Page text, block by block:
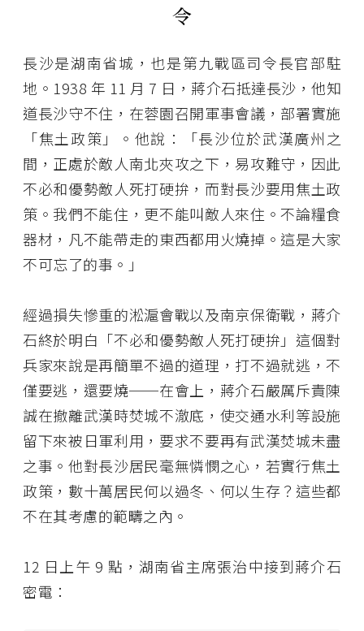
令
長沙是湖南省城，也是第九戰區司令長官部駐
地。1938 年 11 月 7 日，蔣介石抵達長沙，他知
道長沙守不住，在蓉園召開軍事會議，部署實施
「焦土政策」。他說：「長沙位於武漢廣州之
間，正處於敵人南北夾攻之下，易攻難守，因此
不必和優勢敵人死打硬拚，而對長沙要用焦土政
策。我們不能住，更不能叫敵人來住。不論糧食
器材，凡不能帶走的東西都用火燒掉。這是大家
不可忘了的事。」
經過損失慘重的淞滬會戰以及南京保衛戰，蔣介
石終於明白「不必和優勢敵人死打硬拚」這個對
兵家來說是再簡單不過的道理，打不過就逃，不
僅要逃，還要燒──在會上，蔣介石嚴厲斥責陳
誠在撤離武漢時焚城不澈底，使交通水利等設施
留下來被日軍利用，要求不要再有武漢焚城未盡
之事。他對長沙居民毫無憐憫之心，若實行焦土
政策，數十萬居民何以過冬、何以生存？這些都
不在其考慮的範疇之內。
12 日上午 9 點，湖南省主席張治中接到蔣介石
密電：